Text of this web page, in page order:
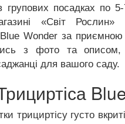
групових посадках по
«Світ
Blue Wonder за
з фото та
для вашого саду.
трициртісу густо